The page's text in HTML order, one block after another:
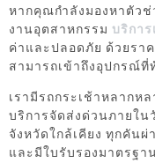
หากคุณกำลังมองหาตัว
งานอุตสาหกรรม บริกา
ค่าและปลอดภัย ด้วยรา
สามารถเข้าถึงอุปกรณ์
เรามีรถกระเช้าหลากห
บริการจัดส่งด่วนภายใ
จังหวัดใกล้เคียง ทุกคัน
และมีใบรับรองมาตรฐา